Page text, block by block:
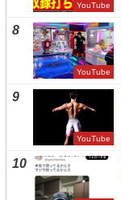
YouTube
8
YouTube
9
YouTube
10